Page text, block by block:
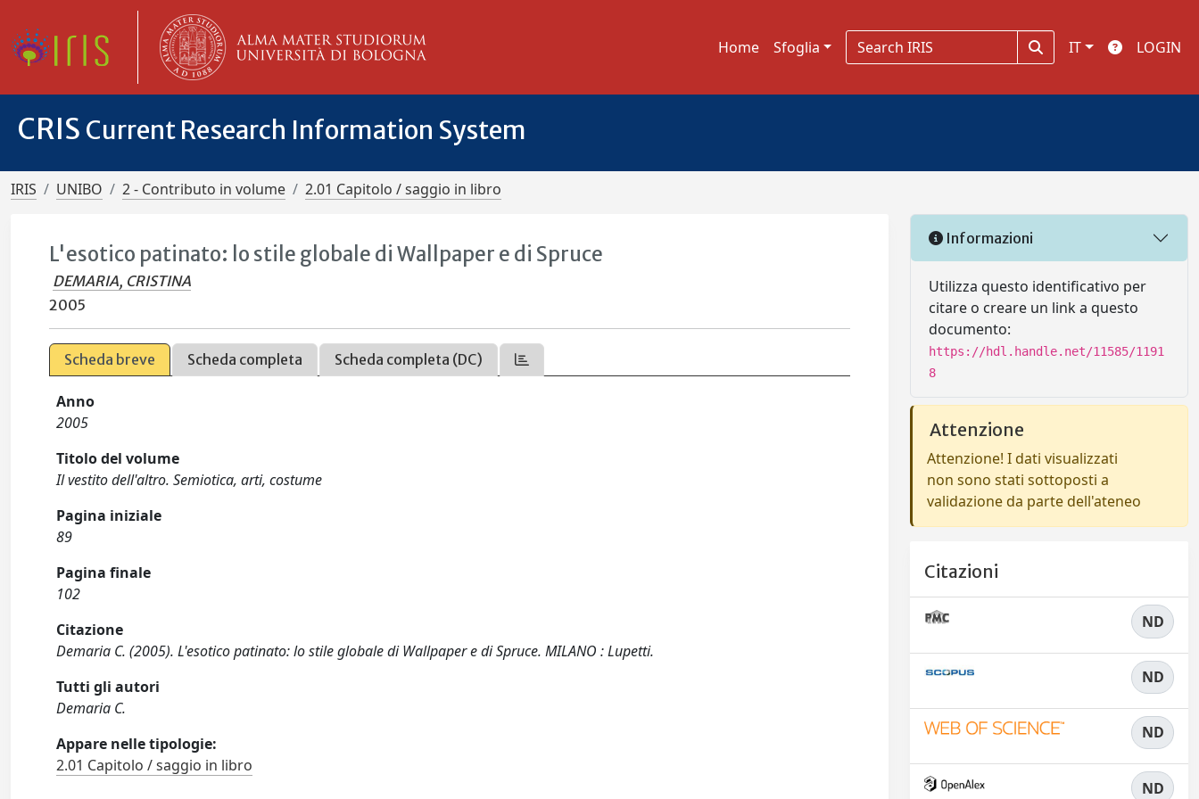
Home Sfoglia IT LOGIN
CRIS Current Research Information System
IRIS UNIBO 2 - Contributo in volume 2.01 Capitolo / saggio in libro
L'esotico patinato: lo stile globale di Wallpaper e di Spruce
DEMARIA, CRISTINA
2005
Scheda breve Scheda completa Scheda completa (DC)
Anno
2005
Titolo del volume
Il vestito dell'altro. Semiotica, arti, costume
Pagina iniziale
89
Pagina finale
102
Citazione
Demaria C. (2005). L'esotico patinato: lo stile globale di Wallpaper e di Spruce. MILANO : Lupetti.
Tutti gli autori
Demaria C.
Appare nelle tipologie:
2.01 Capitolo / saggio in libro
Informazioni
Utilizza questo identificativo per
citare o creare un link a questo
documento:
https://hdl.handle.net/11585/1191
8
Attenzione
Attenzione! I dati visualizzati
non sono stati sottoposti a
validazione da parte dell'ateneo
Citazioni
ND
ND
ND
ND